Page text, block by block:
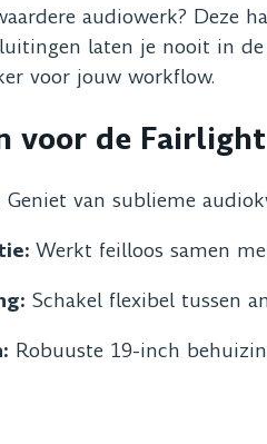
audiowerk? Deze
laten je nooit in
voor jouw workflow.
voor de
Geniet van sublieme
Werkt feilloos samen
Schakel flexibel tussen
Robuuste 19-inch